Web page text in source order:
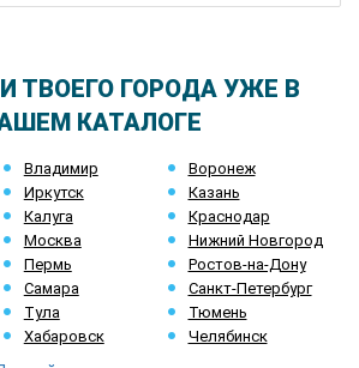
ТВОЕГО ГОРОДА УЖЕ В
КАТАЛОГЕ
Владимир
Воронеж
Иркутск
Казань
Калуга
Краснодар
Москва
Нижний Новгород
Пермь
Ростов-на-Дону
Самара
Санкт-Петербург
Тула
Тюмень
Хабаровск Челябинск